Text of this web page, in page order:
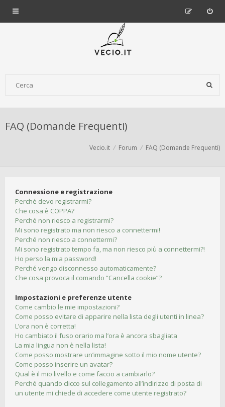
FAQ (Domande Frequenti)
Vecio.it Forum FAQ (Domande Frequenti)
Connessione e registrazione
Perché devo registrarmi?
Che cosa è COPPA?
Perché non riesco a registrarmi?
Mi sono registrato ma non riesco a connettermi!
Perché non riesco a connettermi?
Mi sono registrato tempo fa, ma non riesco più a connettermi?!
Ho perso la mia password!
Perché vengo disconnesso automaticamente?
Che cosa provoca il comando “Cancella cookie”?
Impostazioni e preferenze utente
Come cambio le mie impostazioni?
Come posso evitare di apparire nella lista degli utenti in linea?
L’ora non è corretta!
Ho cambiato il fuso orario ma l’ora è ancora sbagliata
La mia lingua non è nella lista!
Come posso mostrare un’immagine sotto il mio nome utente?
Come posso inserire un avatar?
Qual è il mio livello e come faccio a cambiarlo?
Perché quando clicco sul collegamento all’indirizzo di posta di
un utente mi chiede di accedere come utente registrato?